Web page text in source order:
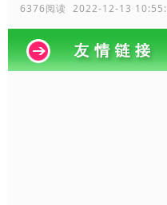
6376阅读 2022-12-13